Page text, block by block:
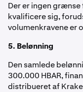
Der er ingen
kvalificere sig,
volumenkravene er
5. Belønning
Den samlede
300.000 HBAR,
distribueret af